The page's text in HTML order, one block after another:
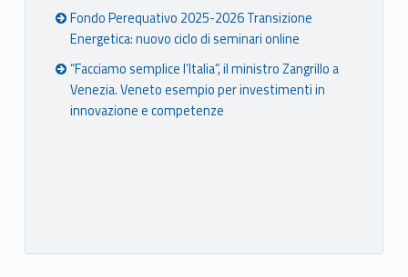
Fondo Perequativo 2025-2026 Transizione
Energetica: nuovo ciclo di seminari online
“Facciamo semplice l’Italia”, il ministro Zangrillo a
Venezia. Veneto esempio per investimenti in
innovazione e competenze